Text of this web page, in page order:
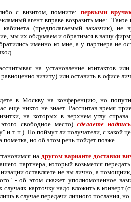
с визитом, помните: первыми
агент вправе возразить мне:
кабинета (предполагаемый заказчик),
мы их обдумаем и обратимся в вашу
именно ко мне, а у партнера не
на установление контактов
равноценно визиту) или оставить в офисе
в Москву на конференцию, но
еще никто не знает. Рассчитав время
на которых в верхнем углу
этого свободное место)сделаете
и т. п.). Но поймут ли получатели, с какой
пометка, но об этом речь пойдет позже.
на другом варианте доставки
партнера, который возьмется
оставляете не вы лично, а
- об этом скажет уполномоченное
случаях карточку надо вложить в
в случае передачи личного послания,